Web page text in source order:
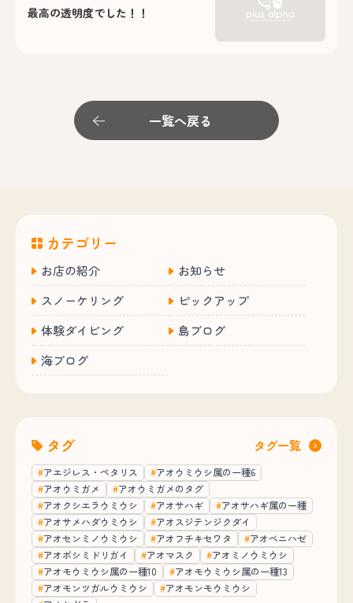
最高の透明度でした！！
一覧へ戻る
カテゴリー
お店の紹介
お知らせ
スノーケリング
ピックアップ
体験ダイビング
島ブログ
海ブログ
タグ タグ一覧
アエジレス・ペタリス
アオウミウシ属の一種6
アオウミガメ
アオウミガメのタグ
アオクシエラウミウシ
アオサハギ
アオサハギ属の一種
アオサメハダウミウシ
アオスジテンジクダイ
アオセンミノウミウシ
アオフチキセワタ
アオベニハゼ
アオボシミドリガイ
アオマスク
アオミノウミウシ
アオモウミウシ属の一種10
アオモウミウシ属の一種13
アオモンツガルウミウシ
アオモンモウミウシ